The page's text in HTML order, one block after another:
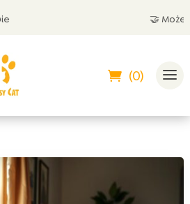
🤝 Możesz
(0)